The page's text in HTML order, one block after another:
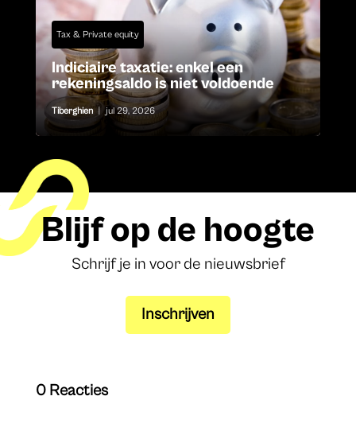
Tax & Private equity
Indiciaire taxatie: enkel een
rekeningsaldo is niet voldoende
Tiberghien | jul 29, 2026
Blijf op de hoogte
Schrijf je in voor de nieuwsbrief
Inschrijven
0 Reacties